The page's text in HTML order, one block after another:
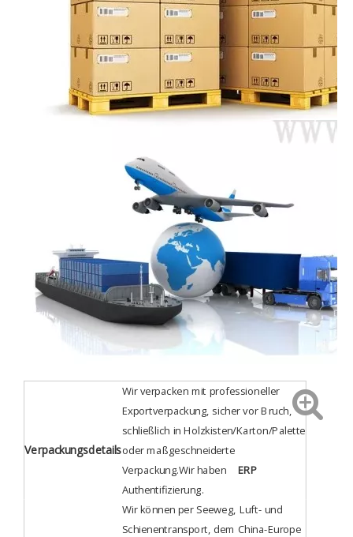
Verpackungsdetails
Wir verpacken mit professioneller
Exportverpackung, sicher vor Bruch,
schließlich in Holzkisten/Karton/Palette
oder maßgeschneiderte
Verpackung.Wir haben ERP
Authentifizierung.
Wir können per Seeweg, Luft- und
Schienentransport, dem China-Europe